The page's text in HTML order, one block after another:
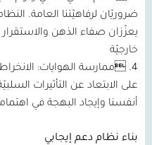
ضروريّان لرفاهيّتنا العامة.
يعزّزان صفاء الذهن
خارجيّة
4. ممارسة الهوايات:
على الابتعاد عن التأثيرات
أنفسنا وإيجاد البهجة في
بناء نظام دعم إيجابي